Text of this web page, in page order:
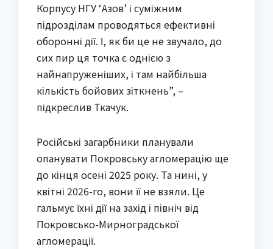
Корпусу НГУ ‘Азов’ і суміжним
підрозділам проводяться ефективні
оборонні дії. І, як би це не звучало, до
сих пир ця точка є однією з
найнапруженіших, і там найбільша
кількість бойових зіткнень”, –
підкреслив Ткачук.
Російські загарбники планували
опанувати Покровську агломерацію ще
до кінця осені 2025 року. Та нині, у
квітні 2026-го, вони її не взяли. Це
гальмує їхні дії на захід і північ від
Покровсько-Мирноградської
агломерації.